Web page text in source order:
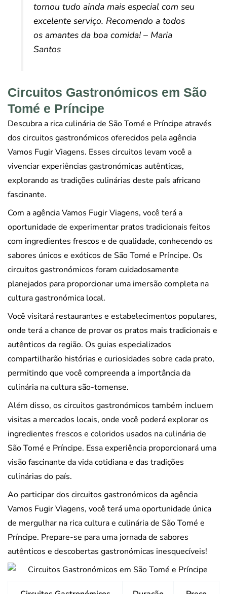
tornou tudo ainda mais especial com seu
excelente serviço. Recomendo a todos
os amantes da boa comida! – Maria
Santos
Circuitos Gastronómicos em São
Tomé e Príncipe
Descubra a rica culinária de São Tomé e Príncipe através
dos circuitos gastronómicos oferecidos pela agência
Vamos Fugir Viagens. Esses circuitos levam você a
vivenciar experiências gastronómicas autênticas,
explorando as tradições culinárias deste país africano
fascinante.
Com a agência Vamos Fugir Viagens, você terá a
oportunidade de experimentar pratos tradicionais feitos
com ingredientes frescos e de qualidade, conhecendo os
sabores únicos e exóticos de São Tomé e Príncipe. Os
circuitos gastronómicos foram cuidadosamente
planejados para proporcionar uma imersão completa na
cultura gastronómica local.
Você visitará restaurantes e estabelecimentos populares,
onde terá a chance de provar os pratos mais tradicionais e
autênticos da região. Os guias especializados
compartilharão histórias e curiosidades sobre cada prato,
permitindo que você compreenda a importância da
culinária na cultura são-tomense.
Além disso, os circuitos gastronómicos também incluem
visitas a mercados locais, onde você poderá explorar os
ingredientes frescos e coloridos usados na culinária de
São Tomé e Príncipe. Essa experiência proporcionará uma
visão fascinante da vida cotidiana e das tradições
culinárias do país.
Ao participar dos circuitos gastronómicos da agência
Vamos Fugir Viagens, você terá uma oportunidade única
de mergulhar na rica cultura e culinária de São Tomé e
Príncipe. Prepare-se para uma jornada de sabores
autênticos e descobertas gastronómicas inesquecíveis!